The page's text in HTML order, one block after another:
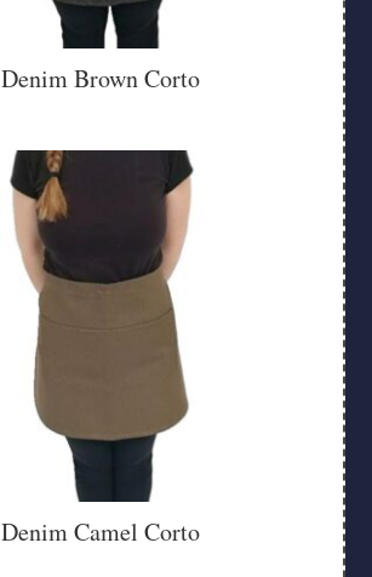
Denim Brown Corto
Denim Camel Corto